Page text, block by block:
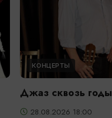
КОНЦЕРТЫ
Джаз сквозь годы
28.08.2026 18:00